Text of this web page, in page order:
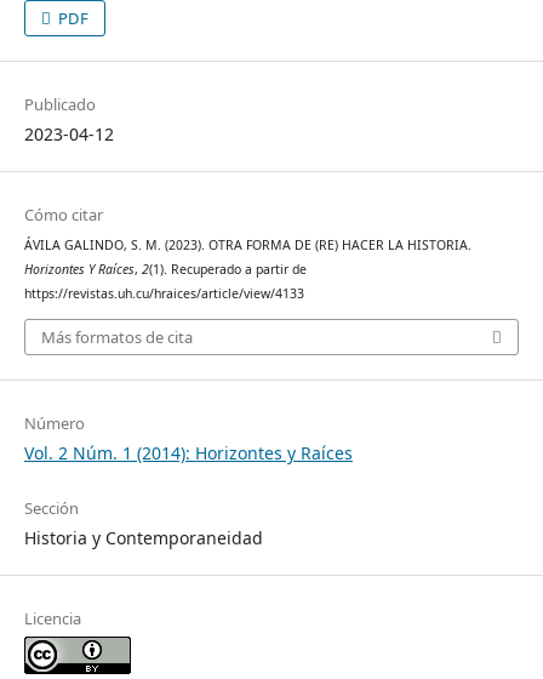
PDF
Publicado
2023-04-12
Cómo citar
ÁVILA GALINDO, S. M. (2023). OTRA FORMA DE (RE) HACER LA HISTORIA.
Horizontes Y Raíces, 2(1). Recuperado a partir de
https://revistas.uh.cu/hraices/article/view/4133
Más formatos de cita
Número
Vol. 2 Núm. 1 (2014): Horizontes y Raíces
Sección
Historia y Contemporaneidad
Licencia